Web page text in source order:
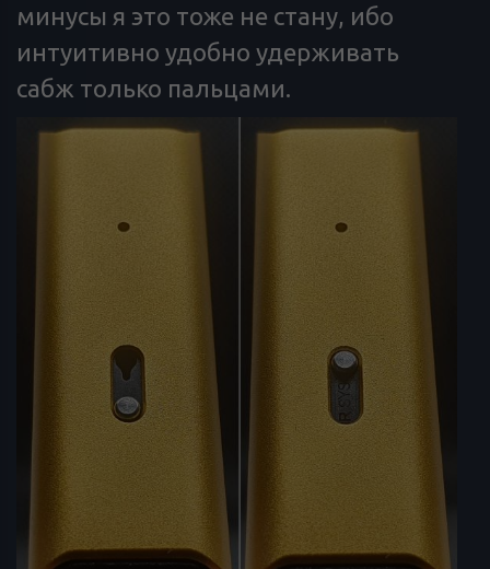
минусы я это тоже не стану, ибо
интуитивно удобно удерживать
сабж только пальцами.